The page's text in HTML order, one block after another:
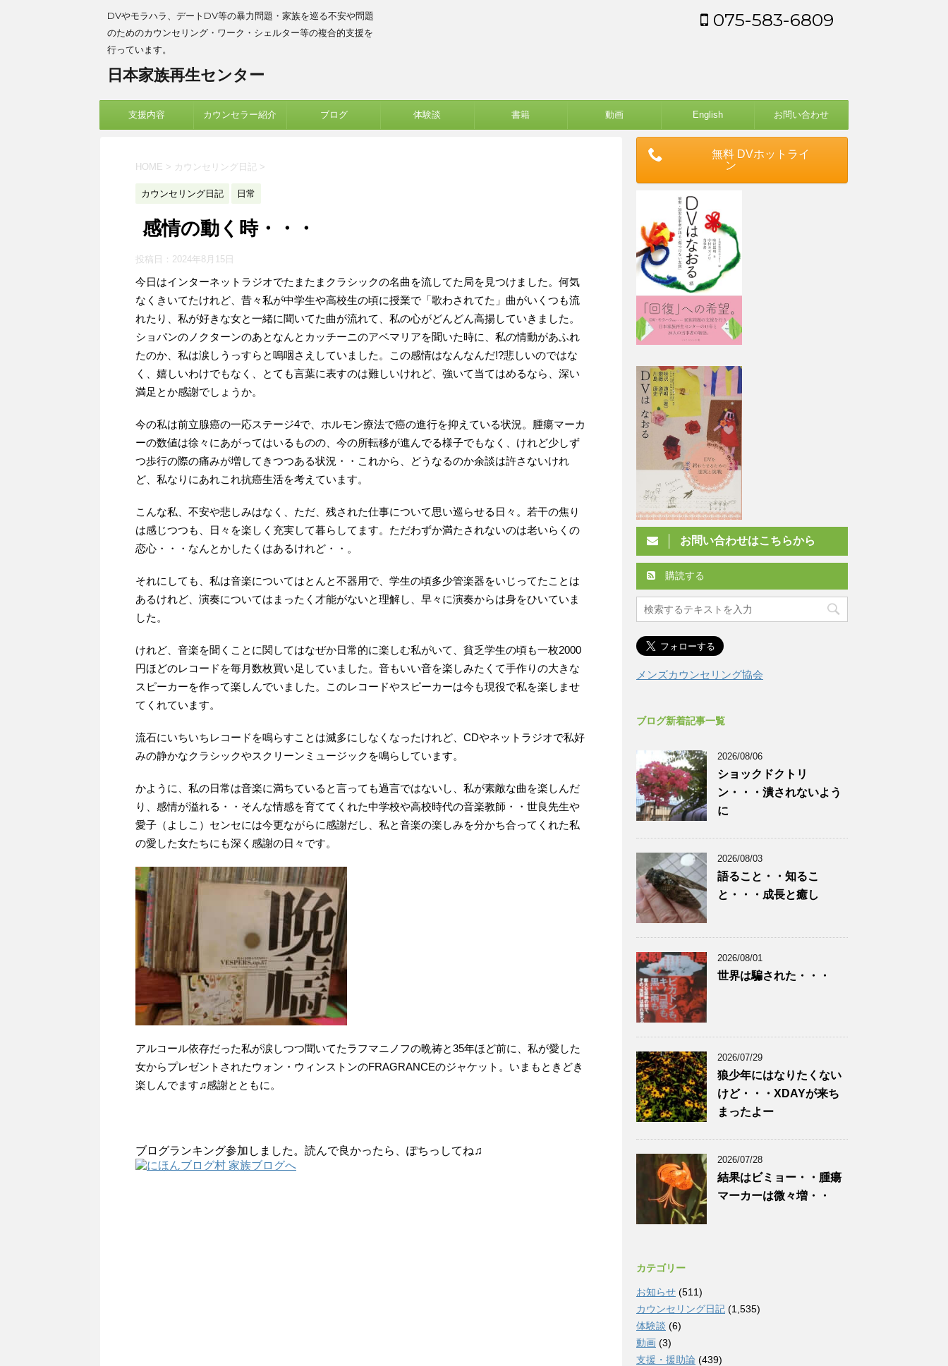
DVやモラハラ、デートDV等の暴力問題・家族を巡る不安や問題
のためのカウンセリング・ワーク・シェルター等の複合的支援を
行っています。
日本家族再生センター
075-583-6809
支援内容 カウンセラー紹介 ブログ 体験談 書籍 動画 English お問い合わせ
HOME > カウンセリング日記 >
カウンセリング日記 日常
感情の動く時・・・
投稿日： 2024年8月15日
今日はインターネットラジオでたまたまクラシックの名曲を流してた局を見つけました。何気
なくきいてたけれど、昔々私が中学生や高校生の頃に授業で「歌わされてた」曲がいくつも流
れたり、私が好きな女と一緒に聞いてた曲が流れて、私の心がどんどん高揚していきました。
ショパンのノクターンのあとなんとカッチーニのアベマリアを聞いた時に、私の情動があふれ
たのか、私は涙しうっすらと嗚咽さえしていました。この感情はなんなんだ!?悲しいのではな
く、嬉しいわけでもなく、とても言葉に表すのは難しいけれど、強いて当てはめるなら、深い
満足とか感謝でしょうか。
今の私は前立腺癌の一応ステージ4で、ホルモン療法で癌の進行を抑えている状況。腫瘍マーカ
ーの数値は徐々にあがってはいるものの、今の所転移が進んでる様子でもなく、けれど少しず
つ歩行の際の痛みが増してきつつある状況・・これから、どうなるのか余談は許さないけれ
ど、私なりにあれこれ抗癌生活を考えています。
こんな私、不安や悲しみはなく、ただ、残された仕事について思い巡らせる日々。若干の焦り
は感じつつも、日々を楽しく充実して暮らしてます。ただわずか満たされないのは老いらくの
恋心・・・なんとかしたくはあるけれど・・。
それにしても、私は音楽についてはとんと不器用で、学生の頃多少管楽器をいじってたことは
あるけれど、演奏についてはまったく才能がないと理解し、早々に演奏からは身をひいていま
した。
けれど、音楽を聞くことに関してはなぜか日常的に楽しむ私がいて、貧乏学生の頃も一枚2000
円ほどのレコードを毎月数枚買い足していました。音もいい音を楽しみたくて手作りの大きな
スピーカーを作って楽しんでいました。このレコードやスピーカーは今も現役で私を楽しませ
てくれています。
流石にいちいちレコードを鳴らすことは滅多にしなくなったけれど、CDやネットラジオで私好
みの静かなクラシックやスクリーンミュージックを鳴らしています。
かように、私の日常は音楽に満ちていると言っても過言ではないし、私が素敵な曲を楽しんだ
り、感情が溢れる・・そんな情感を育ててくれた中学校や高校時代の音楽教師・・世良先生や
愛子（よしこ）センセには今更ながらに感謝だし、私と音楽の楽しみを分かち合ってくれた私
の愛した女たちにも深く感謝の日々です。
アルコール依存だった私が涙しつつ聞いてたラフマニノフの晩祷と35年ほど前に、私が愛した
女からプレゼントされたウォン・ウィンストンのFRAGRANCEのジャケット。いまもときどき
楽しんでます♫感謝とともに。
ブログランキング参加しました。読んで良かったら、ぽちっしてね♫
無料 DVホットライ
ン
お問い合わせはこちらから
購読する
メンズカウンセリング協会
ブログ新着記事一覧
2026/08/06
ショックドクトリ
ン・・・潰されないよう
に
2026/08/03
語ること・・知るこ
と・・・成長と癒し
2026/08/01
世界は騙された・・・
2026/07/29
狼少年にはなりたくない
けど・・・XDAYが来ち
まったよー
2026/07/28
結果はビミョー・・腫瘍
マーカーは微々増・・
カテゴリー
お知らせ (511)
カウンセリング日記 (1,535)
体験談 (6)
動画 (3)
支援・援助論 (439)